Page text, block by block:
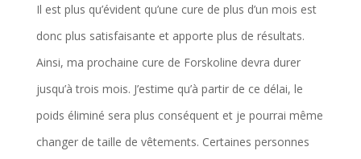
Il est plus qu’évident qu’une cure de plus d’un mois est
donc plus satisfaisante et apporte plus de résultats.
Ainsi, ma prochaine cure de Forskoline devra durer
jusqu’à trois mois. J’estime qu’à partir de ce délai, le
poids éliminé sera plus conséquent et je pourrai même
changer de taille de vêtements. Certaines personnes